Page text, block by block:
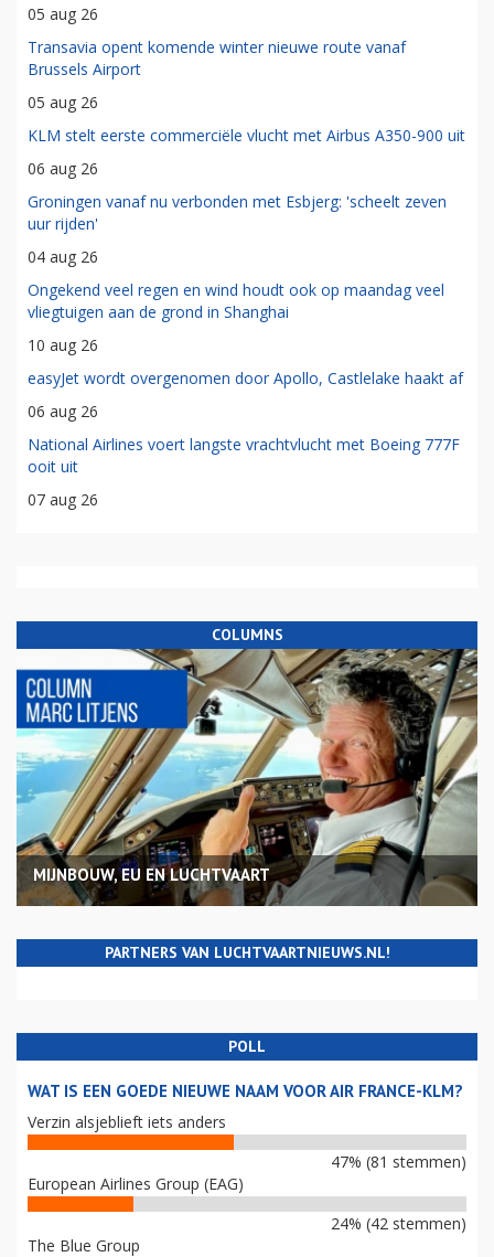
05 aug 26
Transavia opent komende winter nieuwe route vanaf
Brussels Airport
05 aug 26
KLM stelt eerste commerciële vlucht met Airbus A350-900 uit
06 aug 26
Groningen vanaf nu verbonden met Esbjerg: 'scheelt zeven
uur rijden'
04 aug 26
Ongekend veel regen en wind houdt ook op maandag veel
vliegtuigen aan de grond in Shanghai
10 aug 26
easyJet wordt overgenomen door Apollo, Castlelake haakt af
06 aug 26
National Airlines voert langste vrachtvlucht met Boeing 777F
ooit uit
07 aug 26
COLUMNS
MIJNBOUW, EU EN LUCHTVAART
PARTNERS VAN LUCHTVAARTNIEUWS.NL!
POLL
WAT IS EEN GOEDE NIEUWE NAAM VOOR AIR FRANCE-KLM?
Verzin alsjeblieft iets anders
47% (81 stemmen)
European Airlines Group (EAG)
24% (42 stemmen)
The Blue Group